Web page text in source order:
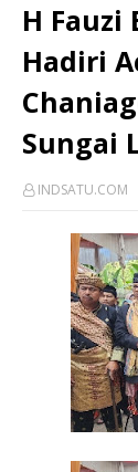
H Fauzi
Hadiri
Sungai
INDSATU.COM